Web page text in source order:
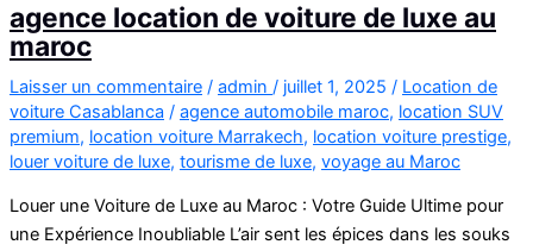
agence location de voiture de luxe au
maroc
Laisser un commentaire / admin / juillet 1, 2025 / Location de
voiture Casablanca / agence automobile maroc, location SUV
premium, location voiture Marrakech, location voiture prestige,
louer voiture de luxe, tourisme de luxe, voyage au Maroc
Louer une Voiture de Luxe au Maroc : Votre Guide Ultime pour
une Expérience Inoubliable L’air sent les épices dans les souks